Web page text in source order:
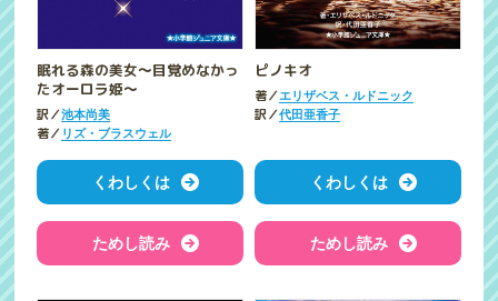
眠れる森の美女～目覚めなかっ
たオーロラ姫～
訳／池本尚美
著／ リズ・ブラスウェル
くわしくは
ためし読み
ピノキオ
著／エリザベス・ルドニック
訳／代田亜香子
くわしくは
ためし読み